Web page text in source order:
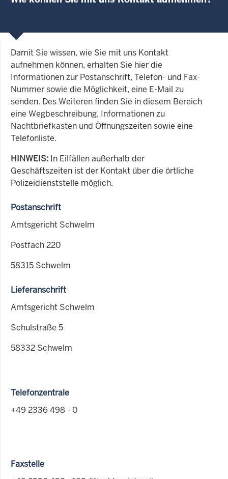
Damit Sie wissen, wie Sie mit uns Kontakt
aufnehmen können, erhalten Sie hier die
Informationen zur Postanschrift, Telefon- und Fax-
Nummer sowie die Möglichkeit, eine E-Mail zu
senden. Des Weiteren finden Sie in diesem Bereich
eine Wegbeschreibung, Informationen zu
Nachtbriefkasten und Öffnungszeiten sowie eine
Telefonliste.
HINWEIS: In Eilfällen außerhalb der
Geschäftszeiten ist der Kontakt über die örtliche
Polizeidienststelle möglich.
Postanschrift
Amtsgericht Schwelm
Postfach 220
58315 Schwelm
Lieferanschrift
Amtsgericht Schwelm
Schulstraße 5
58332 Schwelm
Telefonzentrale
+49 2336 498 - 0
Faxstelle